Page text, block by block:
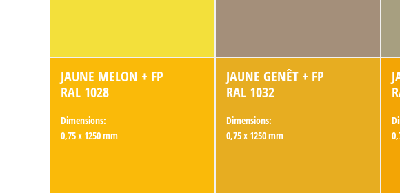
JAUNE MELON + FP
RAL 1028
Dimensions:
0,75 x 1250 mm
JAUNE GENÊT + FP
RAL 1032
Dimensions:
0,75 x 1250 mm